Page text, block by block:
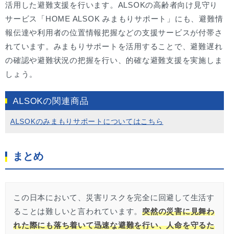
活用した避難支援を行います。ALSOKの高齢者向け見守り
サービス「HOME ALSOK みまもりサポート」にも、避難情
報伝達や利用者の位置情報把握などの支援サービスが付帯さ
れています。みまもりサポートを活用することで、避難遅れ
の確認や避難状況の把握を行い、的確な避難支援を実施しま
しょう。
ALSOKの関連商品
ALSOKのみまもりサポートについてはこちら
まとめ
この日本において、災害リスクを完全に回避して生活す
ることは難しいと言われています。 突然の災害に見舞わ
れた際にも落ち着いて迅速な避難を行い、人命を守るた